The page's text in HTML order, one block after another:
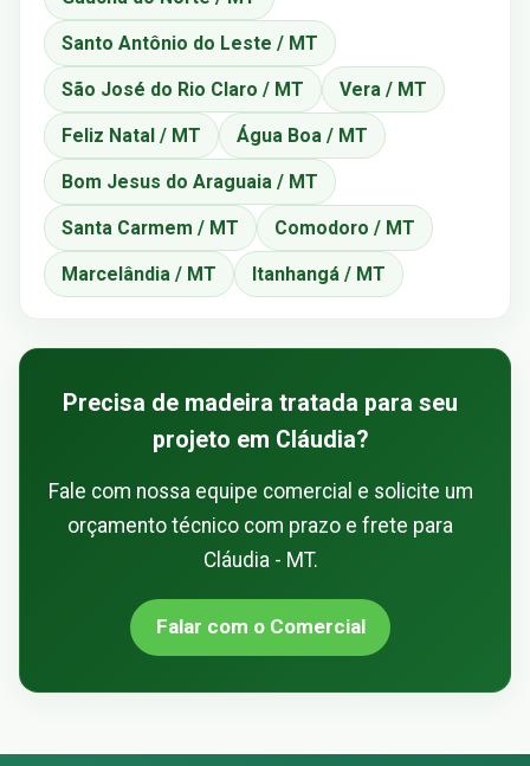
Santo Antônio do Leste / MT
São José do Rio Claro / MT Vera / MT
Feliz Natal / MT Água Boa / MT
Bom Jesus do Araguaia / MT
Santa Carmem / MT Comodoro / MT
Marcelândia / MT Itanhangá / MT
Precisa de madeira tratada para seu
projeto em Cláudia?
Fale com nossa equipe comercial e solicite um
orçamento técnico com prazo e frete para
Cláudia - MT.
Falar com o Comercial